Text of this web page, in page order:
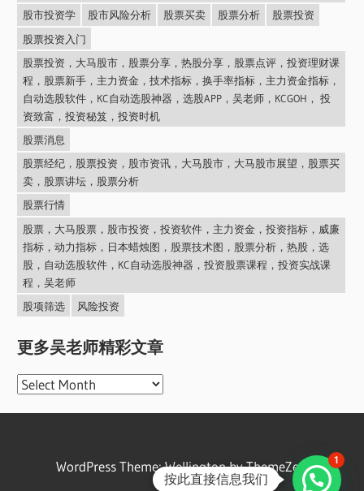
股市投资学
股市风险分析 股票买卖 股票分析
股票投资
股票投资入门
股票投资，大马股市，股票分享，热股分享，股票点评，投资理财课
程，股票新手，主力资金，技术指标，换手率指标，主力资金指标，
自动选股软件，KC自动选股神器，选股APP，吴老师，KCGOH， 投
资致富，投资秘笈，投资时机
股票消息
股票经纪，股票投资，股市资讯，大马股市，大马股市展望，股票买
卖，股票讲坛，股票分析
股票行情
股票，大马股票，股市投资，投资软件，主力资金，投资指标，威廉
指标，动力指标，日本蜡烛图，股票技术图，股票分析，热股，选
股，自动选股软件，KC自动选股神器，投资股票课程，投资实战课
程，吴老师
股项筛选
风险投资
更多吴老师精彩文章
更
WordPress Theme: Wellington by ThemeZee.
按此直接信息我们
1